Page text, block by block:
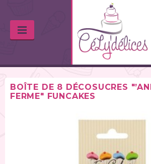
BOÎTE DE 8 DÉCOSUCRES
FERME" FUNCAKES